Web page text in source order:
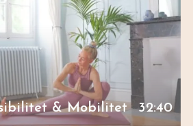
& Mobilitet 32:40